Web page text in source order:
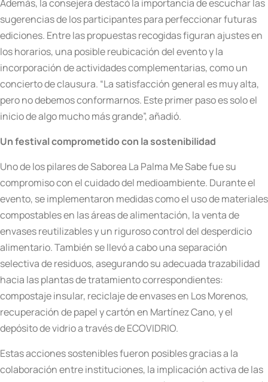
Además, la consejera destacó la importancia de escuchar las
sugerencias de los participantes para perfeccionar futuras
ediciones. Entre las propuestas recogidas figuran ajustes en
los horarios, una posible reubicación del evento y la
incorporación de actividades complementarias, como un
concierto de clausura. “La satisfacción general es muy alta,
pero no debemos conformarnos. Este primer paso es solo el
inicio de algo mucho más grande”, añadió.
Un festival comprometido con la sostenibilidad
Uno de los pilares de Saborea La Palma Me Sabe fue su
compromiso con el cuidado del medioambiente. Durante el
evento, se implementaron medidas como el uso de materiales
compostables en las áreas de alimentación, la venta de
envases reutilizables y un riguroso control del desperdicio
alimentario. También se llevó a cabo una separación
selectiva de residuos, asegurando su adecuada trazabilidad
hacia las plantas de tratamiento correspondientes:
compostaje insular, reciclaje de envases en Los Morenos,
recuperación de papel y cartón en Martínez Cano, y el
depósito de vidrio a través de ECOVIDRIO.
Estas acciones sostenibles fueron posibles gracias a la
colaboración entre instituciones, la implicación activa de las